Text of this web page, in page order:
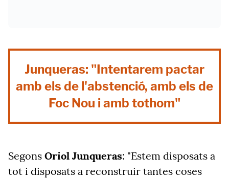
Junqueras: "Intentarem pactar
amb els de l'abstenció, amb els de
Foc Nou i amb tothom"
Segons Oriol Junqueras: "Estem disposats a
tot i disposats a reconstruir tantes coses